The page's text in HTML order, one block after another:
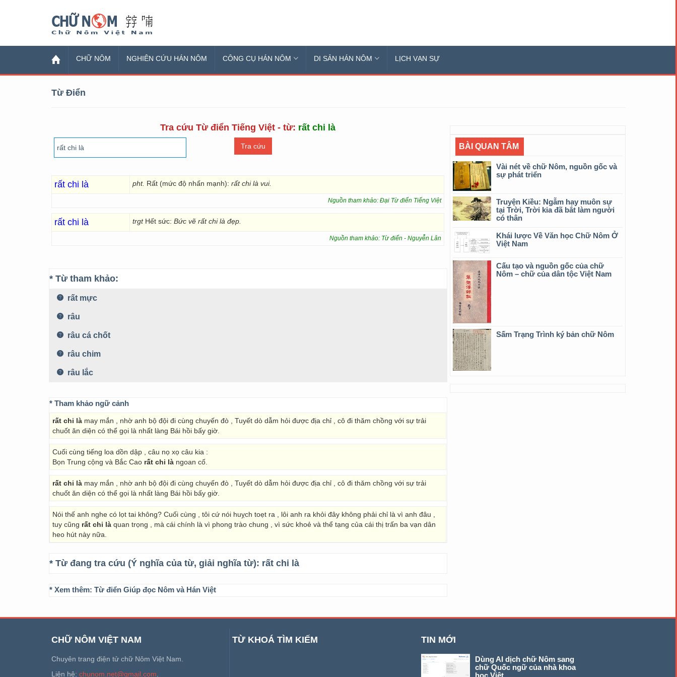
CHỮ NÔM NGHIÊN CỨU HÁN NÔM CÔNG CỤ HÁN NÔM DI SẢN HÁN NÔM LỊCH VẠN SỰ
Từ Điển
Tra cứu Từ điển Tiếng Việt - từ: rất chi là
rất chi là pht. Rất (mức độ nhấn mạnh): rất chi là vui.
Nguồn tham khảo: Đại Từ điển Tiếng Việt
rất chi là trgt Hết sức: Bức vẽ rất chi là đẹp.
Nguồn tham khảo: Từ điển - Nguyễn Lân
* Từ tham khảo:
rất mực
râu
râu cá chốt
râu chim
râu lắc
* Tham khảo ngữ cảnh
rất chi là may mắn , nhờ anh bộ đội đi cùng chuyến đò , Tuyết dò dẫm hỏi được địa chỉ , cô đi thăm chồng với sự trải
chuốt ăn diện có thể gọi là nhất làng Bái hồi bấy giờ.
Cuối cùng tiếng loa dồn dập , câu nọ xọ câu kia :
Bọn Trung cộng và Bắc Cao rất chi là ngoan cố.
rất chi là may mắn , nhờ anh bộ đội đi cùng chuyến đò , Tuyết dò dẫm hỏi được địa chỉ , cô đi thăm chồng với sự trải
chuốt ăn diện có thể gọi là nhất làng Bái hồi bấy giờ.
Nói thế anh nghe có lọt tai không? Cuối cùng , tôi cứ nói huỵch toẹt ra , lôi anh ra khỏi đây không phải chỉ là vì anh đâu ,
tuy cũng rất chi là quan trọng , mà cái chính là vì phong trào chung , vì sức khoẻ và thể tạng của cái thị trấn ba vạn dân
heo hút này nữa.
* Từ đang tra cứu (Ý nghĩa của từ, giải nghĩa từ): rất chi là
* Xem thêm: Từ điển Giúp đọc Nôm và Hán Việt
BÀI QUAN TÂM
Vài nét về chữ Nôm, nguồn gốc và
sự phát triển
Truyện Kiều: Ngẫm hay muôn sự
tại Trời, Trời kia đã bắt làm người
có thân
Khái lược Về Văn học Chữ Nôm Ở
Việt Nam
Cấu tạo và nguồn gốc của chữ
Nôm – chữ của dân tộc Việt Nam
Sấm Trạng Trình ký bản chữ Nôm
CHỮ NÔM VIỆT NAM
Chuyên trang điện tử chữ Nôm Việt Nam.
Liên hệ: chunom.net@gmail.com
TỪ KHOÁ TÌM KIẾM TIN MỚI
Dùng AI dịch chữ Nôm sang
chữ Quốc ngữ của nhà khoa
học Việt